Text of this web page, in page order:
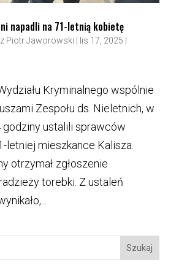
napadli na 71-letnią kobietę
Piotr Jaworowski lis 17, 2025
Kryminalnego wspólnie
Zespołu ds. Nieletnich, w
godziny ustalili sprawców
letniej mieszkance Kalisza.
otrzymał zgłoszenie
torebki. Z ustaleń
Szukaj